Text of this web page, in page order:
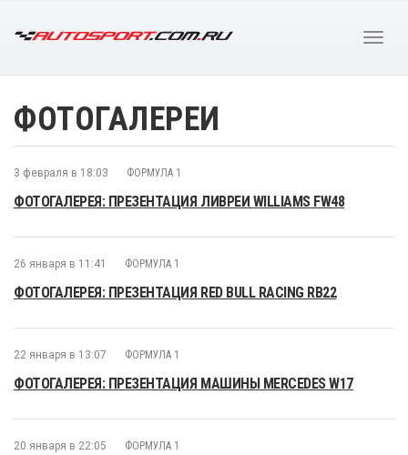
ФОТОГАЛЕРЕИ
3 февраля в 18:03 ФОРМУЛА 1
ФОТОГАЛЕРЕЯ: ПРЕЗЕНТАЦИЯ ЛИВРЕИ WILLIAMS FW48
26 января в 11:41 ФОРМУЛА 1
ФОТОГАЛЕРЕЯ: ПРЕЗЕНТАЦИЯ RED BULL RACING RB22
22 января в 13:07 ФОРМУЛА 1
ФОТОГАЛЕРЕЯ: ПРЕЗЕНТАЦИЯ МАШИНЫ MERCEDES W17
20 января в 22:05 ФОРМУЛА 1